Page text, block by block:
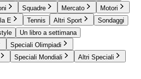
Squadre Mercato
Motori
E Tennis Altri Sport
Sondaggi
Un libro a settimana
Speciali Olimpiadi
Speciali Mondiali Altri Speciali